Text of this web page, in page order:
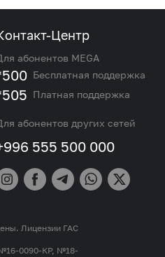
Центр
абонентов MEGA
Бесплатная поддержка
Платная поддержка
абонентов других сетей
555 500 000
Лицензии ГАС
0090-КР, №18-